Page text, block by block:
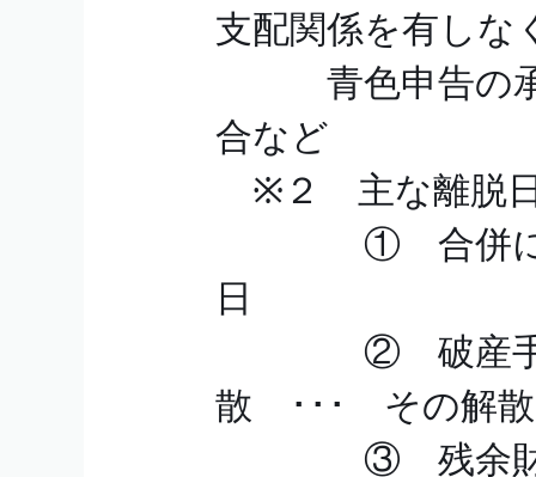
支配関係を有しな
青色申告の承
合など
※２ 主な離脱日
① 合併によ
日
② 破産手続
散 ･･･ その解散
③ 残余財産